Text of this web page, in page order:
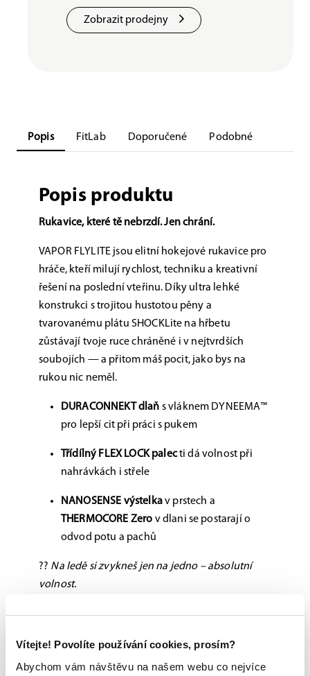
Vítejte! Povolíte používání cookies, prosím?
Abychom vám návštěvu na našem webu co nejvíce
Zobrazit prodejny
Popis FitLab Doporučené Podobné
Popis produktu
Rukavice, které tě nebrzdí. Jen chrání.
VAPOR FLYLITE jsou elitní hokejové rukavice pro
hráče, kteří milují rychlost, techniku a kreativní
řešení na poslední vteřinu. Díky ultra lehké
konstrukci s trojitou hustotou pěny a
tvarovanému plátu SHOCKLite na hřbetu
zůstávají tvoje ruce chráněné i v nejtvrdších
soubojích — a přitom máš pocit, jako bys na
rukou nic neměl.
DURACONNEKT dlaň s vláknem DYNEEMA™
pro lepší cit při práci s pukem
Třídílný FLEX LOCK palecti dá volnost při
nahrávkách i střele
NANOSENSE výstelkav prstech a
THERMOCORE Zero v dlani se postarají o
odvod potu a pachů
?? Na ledě si zvykneš jen na jedno – absolutní
volnost.
jedné z prodejen
Originální zboží s garancí záruky přímo